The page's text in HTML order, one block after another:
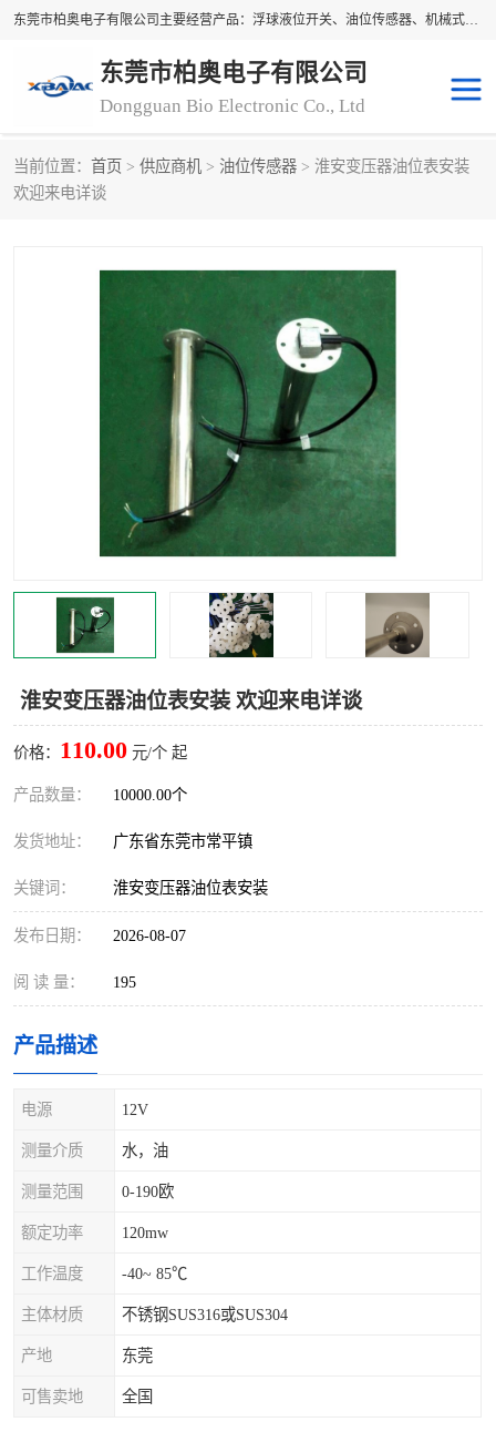
东莞市柏奥电子有限公司主要经营产品：浮球液位开关、油位传感器、机械式油表、浮球液位计、水位控制浮球阀、料位开关，水流开关、油水位控制配套仪表等。柏奥电子，您可信赖的合作伙伴
东莞市柏奥电子有限公司
Dongguan Bio Electronic Co., Ltd
当前位置： 首页 > 供应商机 > 油位传感器 > 淮安变压器油位表安装
欢迎来电详谈
淮安变压器油位表安装 欢迎来电详谈
价格： 110.00 元/个 起
产品数量： 10000.00个
发货地址： 广东省东莞市常平镇
关键词： 淮安变压器油位表安装
发布日期： 2026-08-07
阅 读 量： 195
产品描述
电源 12V
测量介质 水，油
测量范围 0-190欧
额定功率 120mw
工作温度 -40~ 85℃
主体材质 不锈钢SUS316或SUS304
产地 东莞
可售卖地 全国
浮球液位开关
油位表
浮球阀
转速表